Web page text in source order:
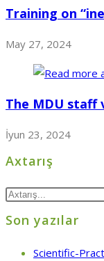
Training on
May 27, 2024
The MDU staff
İyun 23, 2024
Axtarış
Son yazılar
Scientific-